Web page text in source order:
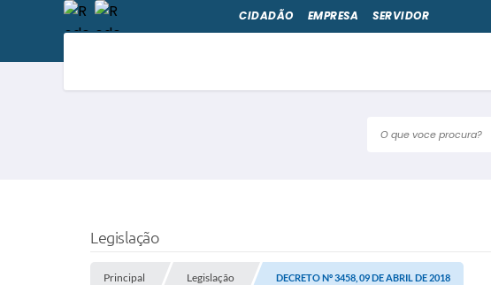
O que voce procura?
CIDADÃO EMPRESA SERVIDOR
Legislação
Principal Legislação DECRETO Nº 3458, 09 DE ABRIL DE 2018